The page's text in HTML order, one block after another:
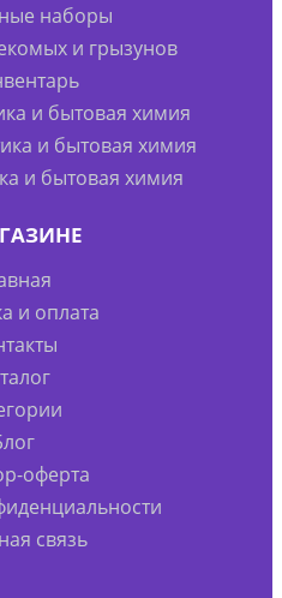
наборы
и грызунов
и бытовая химия
и бытовая химия
и бытовая химия
и оплата
оферта
связь